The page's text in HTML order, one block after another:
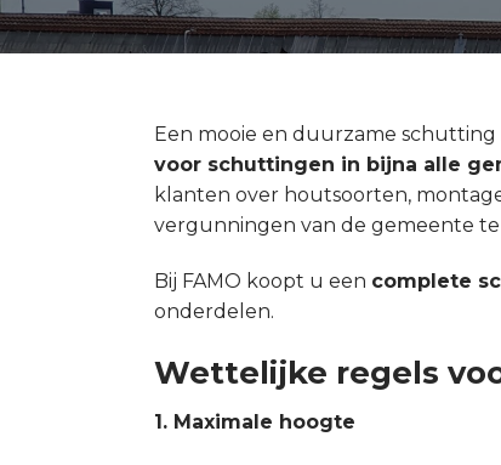
Een mooie en duurzame schutting
voor schuttingen in bijna alle
klanten over houtsoorten,
vergunningen van de gemeente
Bij FAMO koopt u een complete
onderdelen.
Wettelijke regels
1. Maximale hoogte